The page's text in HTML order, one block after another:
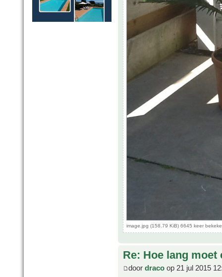
image.jpg (158.79 KiB) 6645 keer
Re: Hoe lang
door draco op 21 jul 2015